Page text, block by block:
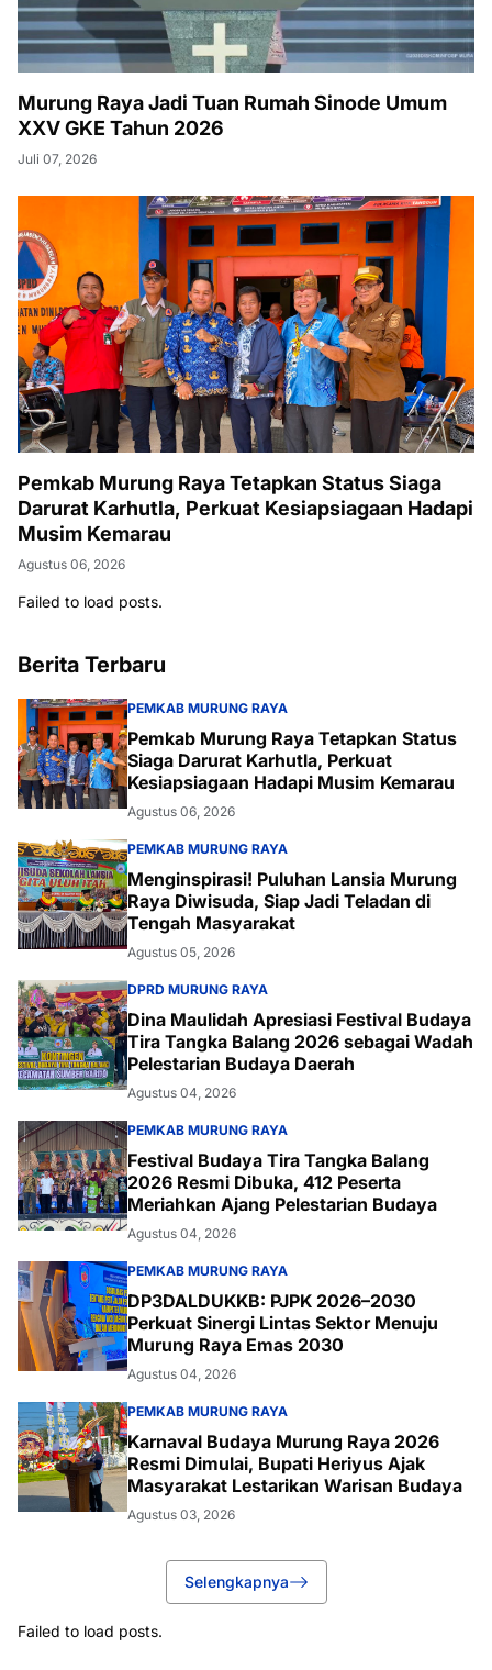
Murung Raya Jadi Tuan Rumah Sinode Umum
XXV GKE Tahun 2026
Juli 07, 2026
Pemkab Murung Raya Tetapkan Status Siaga
Darurat Karhutla, Perkuat Kesiapsiagaan Hadapi
Musim Kemarau
Agustus 06, 2026
Failed to load posts.
Berita Terbaru
PEMKAB MURUNG RAYA
Pemkab Murung Raya Tetapkan Status
Siaga Darurat Karhutla, Perkuat
Kesiapsiagaan Hadapi Musim Kemarau
Agustus 06, 2026
PEMKAB MURUNG RAYA
Menginspirasi! Puluhan Lansia Murung
Raya Diwisuda, Siap Jadi Teladan di
Tengah Masyarakat
Agustus 05, 2026
DPRD MURUNG RAYA
Dina Maulidah Apresiasi Festival Budaya
Tira Tangka Balang 2026 sebagai Wadah
Pelestarian Budaya Daerah
Agustus 04, 2026
PEMKAB MURUNG RAYA
Festival Budaya Tira Tangka Balang
2026 Resmi Dibuka, 412 Peserta
Meriahkan Ajang Pelestarian Budaya
Agustus 04, 2026
PEMKAB MURUNG RAYA
DP3DALDUKKB: PJPK 2026–2030
Perkuat Sinergi Lintas Sektor Menuju
Murung Raya Emas 2030
Agustus 04, 2026
PEMKAB MURUNG RAYA
Karnaval Budaya Murung Raya 2026
Resmi Dimulai, Bupati Heriyus Ajak
Masyarakat Lestarikan Warisan Budaya
Agustus 03, 2026
Selengkapnya
Failed to load posts.